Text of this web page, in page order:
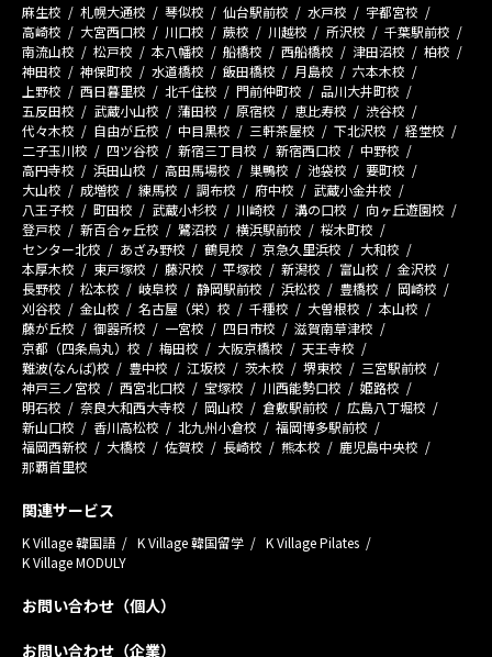
麻生校 札幌大通校 琴似校 仙台駅前校 水戸校
宇都宮校
高崎校
大宮西口校 川口校 蕨校 川越校 所沢校
千葉駅前校
南流山校
松戸校 本八幡校 船橋校 西船橋校 津田沼校
柏校
神田校
神保町校 水道橋校 飯田橋校 月島校
六本木校
上野校
西日暮里校 北千住校 門前仲町校
品川大井町校
五反田校
武蔵小山校 蒲田校 原宿校 恵比寿校
渋谷校
代々木校
自由が丘校 中目黒校 三軒茶屋校 下北沢校
経堂校
二子玉川校
四ツ谷校 新宿三丁目校 新宿西口校
中野校
高円寺校
浜田山校 高田馬場校 巣鴨校 池袋校
要町校
大山校
成増校 練馬校 調布校 府中校
武蔵小金井校
八王子校
町田校 武蔵小杉校 川崎校 溝の口校
向ヶ丘遊園校
登戸校
新百合ヶ丘校 鷺沼校 横浜駅前校
桜木町校
センター北校
あざみ野校 鶴見校 京急久里浜校
大和校
本厚木校
東戸塚校 藤沢校 平塚校 新潟校 富山校
金沢校
長野校
松本校 岐阜校 静岡駅前校 浜松校 豊橋校
岡崎校
刈谷校
金山校 名古屋（栄）校 千種校 大曽根校
本山校
藤が丘校
御器所校 一宮校 四日市校
滋賀南草津校
京都（四条烏丸）校
梅田校 大阪京橋校
天王寺校
難波(なんば)校
豊中校 江坂校 茨木校 堺東校
三宮駅前校
神戸三ノ宮校
西宮北口校 宝塚校 川西能勢口校
姫路校
明石校
奈良大和西大寺校 岡山校 倉敷駅前校
広島八丁堀校
新山口校
香川高松校 北九州小倉校
福岡博多駅前校
福岡西新校
大橋校 佐賀校 長崎校 熊本校
鹿児島中央校
那覇首里校
関連サービス
K Village 韓国語 K Village 韓国留学
K Village Pilates
K Village MODULY
お問い合わせ（個人）
お問い合わせ（企業）